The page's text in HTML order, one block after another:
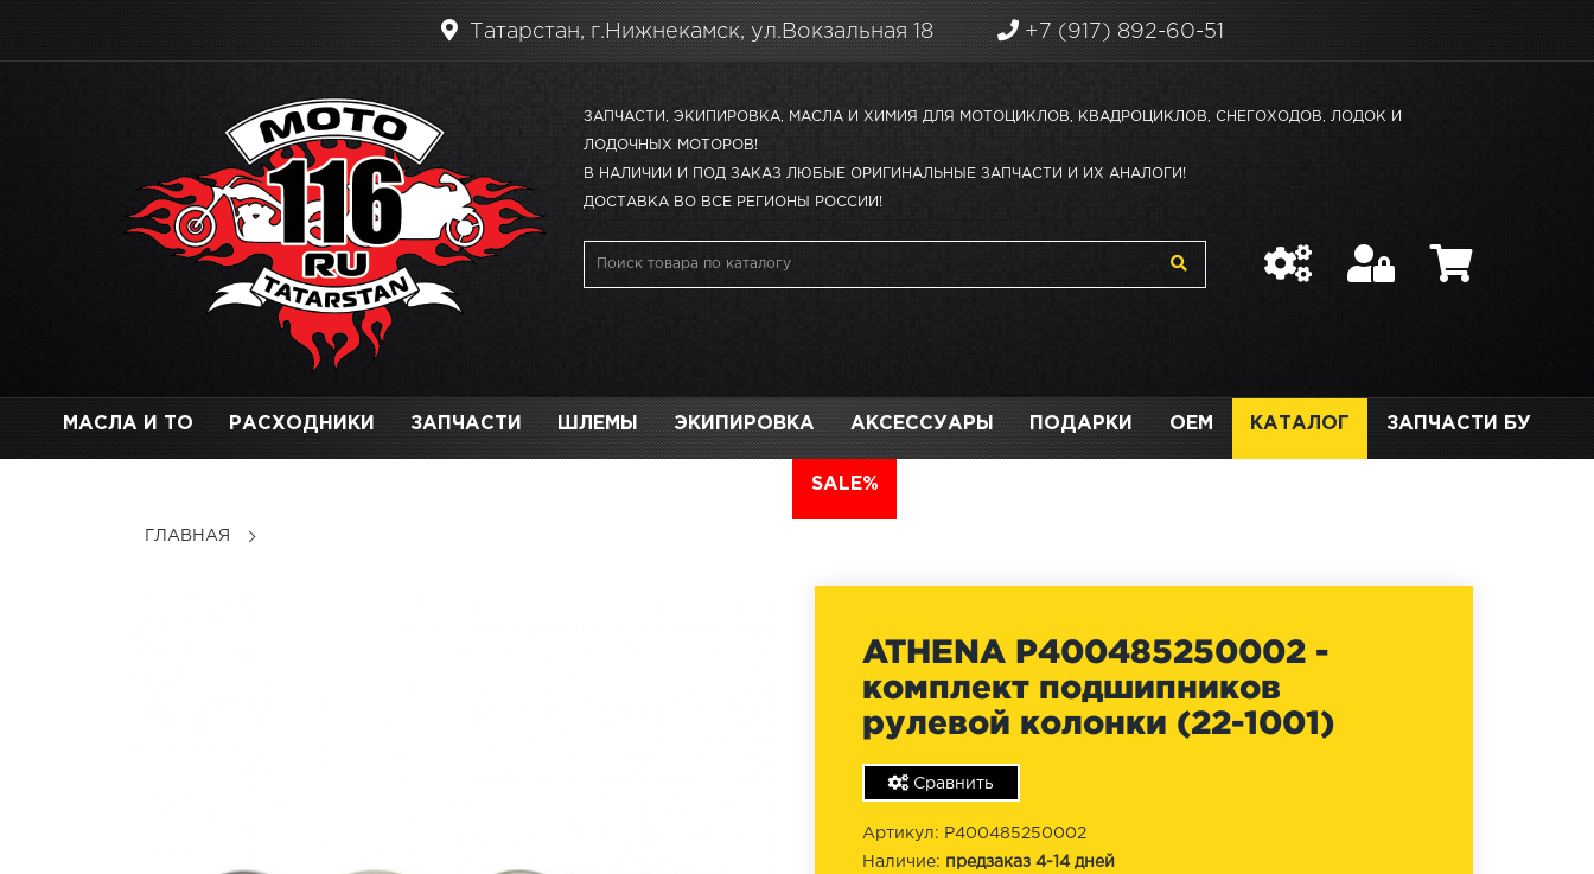
Татарстан, г.Нижнекамск, ул.Вокзальная 18 +7 (917) 892-60-51
ЗАПЧАСТИ, ЭКИПИРОВКА, МАСЛА И ХИМИЯ ДЛЯ МОТОЦИКЛОВ, КВАДРОЦИКЛОВ, СНЕГОХОДОВ, ЛОДОК И
ЛОДОЧНЫХ МОТОРОВ!
В НАЛИЧИИ И ПОД ЗАКАЗ ЛЮБЫЕ ОРИГИНАЛЬНЫЕ ЗАПЧАСТИ И ИХ АНАЛОГИ!
ДОСТАВКА ВО ВСЕ РЕГИОНЫ РОССИИ!
МАСЛА И ТО РАСХОДНИКИ ЗАПЧАСТИ ШЛЕМЫ ЭКИПИРОВКА АКСЕССУАРЫ ПОДАРКИ OEM КАТАЛОГ ЗАПЧАСТИ БУ
SALE%
ГЛАВНАЯ
ATHENA P400485250002 -
комплект подшипников
рулевой колонки (22-1001)
Сравнить
Артикул: P400485250002
Наличие: предзаказ 4-14 дней